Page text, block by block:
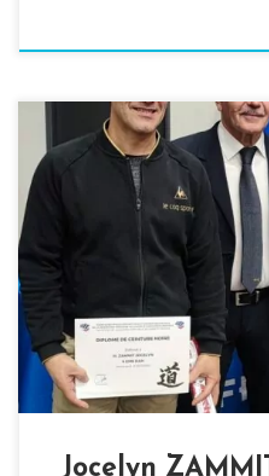
En cette fin d’année 2022,
Roumois est heureuse de
Professeur et Président
l’examen du 6ème DAN de
L’AKCR félicite donc
dans la pratique du Karaté
Jocelyn